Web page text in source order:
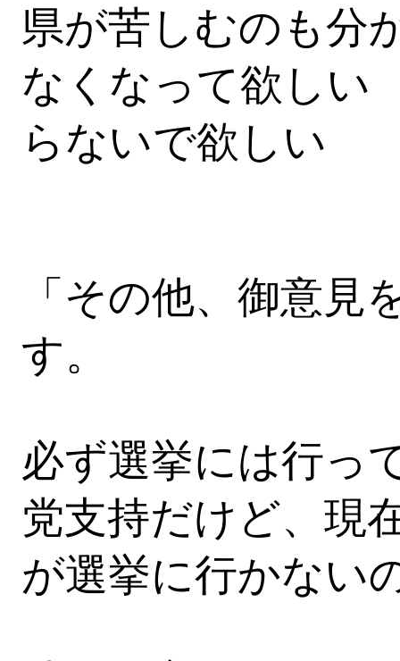
県が苦しむのも分
なくなって欲し
らないで欲しい
「その他、御意見
す。
必ず選挙には行っ
党支持だけど、現
が選挙に行かない